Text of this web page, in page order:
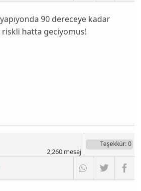
90 dereceye kadar
riskli hatta geciyomus!
Teşekkür: 0
2,260mesaj